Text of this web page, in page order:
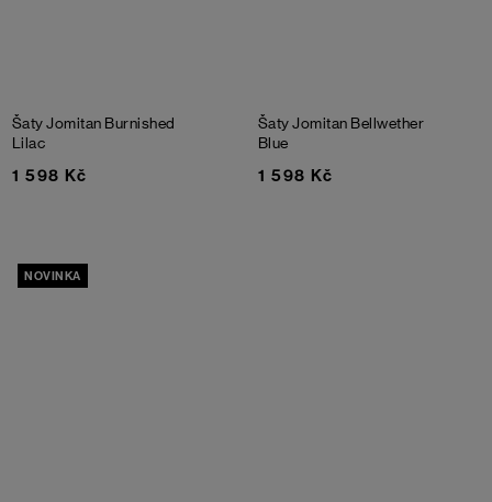
Šaty Jomitan Burnished
Lilac
1 598 Kč
Šaty Jomitan Bellwether
Blue
1 598 Kč
NOVINKA